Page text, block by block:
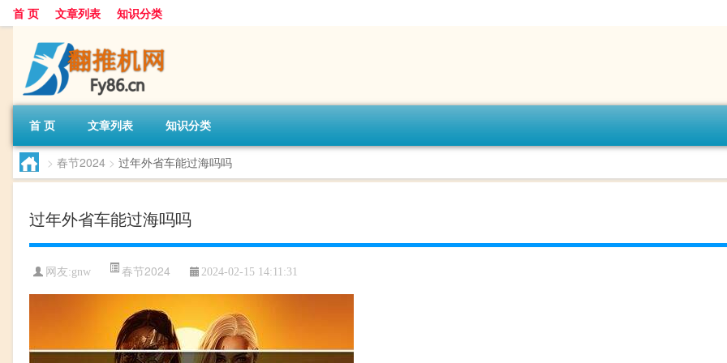
首 页 文章列表 知识分类
首 页 文章列表 知识分类
> 春节2024 > 过年外省车能过海吗吗
过年外省车能过海吗吗
网友:gnw 春节2024 2024-02-15 14:11:31